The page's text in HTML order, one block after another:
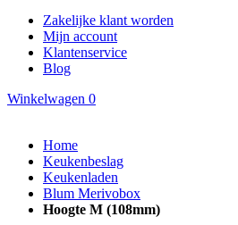
Zakelijke klant worden
Mijn account
Klantenservice
Blog
Winkelwagen 0
Home
Keukenbeslag
Keukenladen
Blum Merivobox
Hoogte M (108mm)